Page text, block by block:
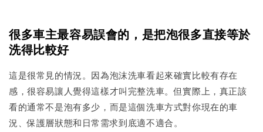
很多車主最容易誤會的，是把泡很多直接等於
洗得比較好
這是很常見的情況。因為泡沫洗車看起來確實比較有存在
感，很容易讓人覺得這樣才叫完整洗車。但實際上，真正該
看的通常不是泡有多少，而是這個洗車方式對你現在的車
況、保護層狀態和日常需求到底適不適合。